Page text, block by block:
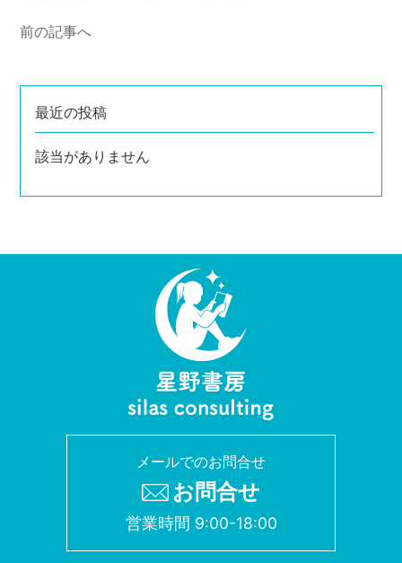
前の記事へ
最近の投稿
該当がありません
メールでのお問合せ
お問合せ
営業時間 9:00-18:00